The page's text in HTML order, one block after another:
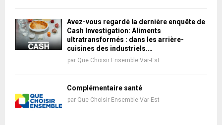
Avez-vous regardé la dernière enquête de
Cash Investigation: Aliments
ultratransformés : dans les arrière-
cuisines des industriels.…
par Que Choisir Ensemble Var-Est
Complémentaire santé
par Que Choisir Ensemble Var-Est